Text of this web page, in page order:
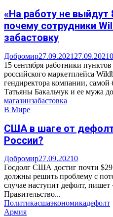
«На работу не выйдут
почему сотрудники
забастовку
Добромир27.09.2021 27.09.20210
15 сентября работники
российского маркетплейса
гендиректора компании,
Татьяны Бакальчук и ее мужа
магазинзабастовка
В Мире
США в шаге от
России?
Добромир27.09.20210
Госдолг США достиг почти $29
должны решить проблему с
случае наступит дефолт, пишет
Правительство...
Политикасшаэкономикадефолт
Армия